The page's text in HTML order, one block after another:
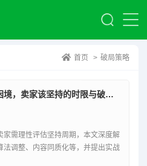
首页 > 破局策略
免费流量增长困境，卖家该坚持的时限与破局策略
家需理性评估坚持周期，本文深度解
法调整、内容同质化等，并提出实战